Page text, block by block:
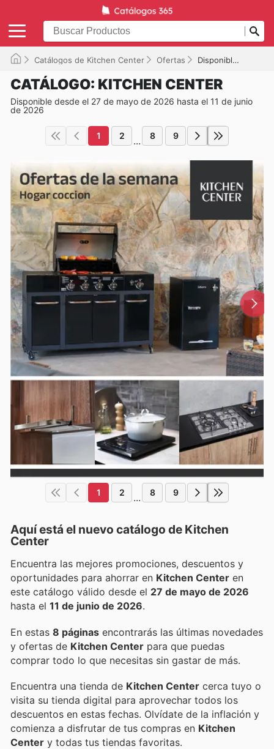
Catálogos de Kitchen Center Ofertas Disponible hasta el 11-06-2026
CATÁLOGO: KITCHEN CENTER
Disponible desde el 27 de mayo de 2026 hasta el 11 de junio
de 2026
1 2 ... 8 9
1 2 ... 8 9
Aquí está el nuevo catálogo de Kitchen
Center
Encuentra las mejores promociones, descuentos y
oportunidades para ahorrar en Kitchen Center en
este catálogo válido desde el 27 de mayo de 2026
hasta el 11 de junio de 2026.
En estas 8 páginas encontrarás las últimas novedades
y ofertas de Kitchen Center para que puedas
comprar todo lo que necesitas sin gastar de más.
Encuentra una tienda de Kitchen Center cerca tuyo o
visita su tienda digital para aprovechar todos los
descuentos en estas fechas. Olvídate de la inflación y
comienza a disfrutar de tus compras en Kitchen
Center y todas tus tiendas favoritas.